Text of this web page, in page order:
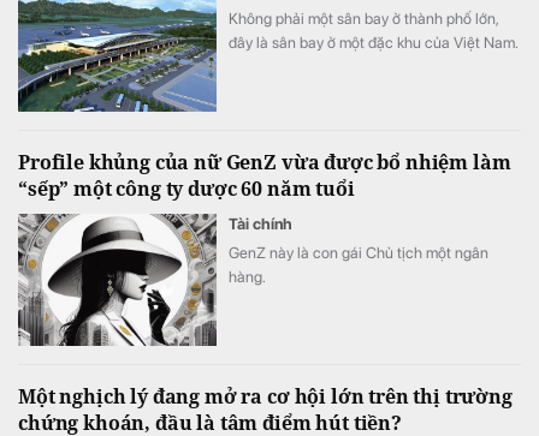
Không phải một sân bay ở thành phố lớn,
đây là sân bay ở một đặc khu của Việt Nam.
Profile khủng của nữ GenZ vừa được bổ nhiệm làm
“sếp” một công ty dược 60 năm tuổi
Tài chính
GenZ này là con gái Chủ tịch một ngân
hàng.
Một nghịch lý đang mở ra cơ hội lớn trên thị trường
chứng khoán, đầu là tâm điểm hút tiền?